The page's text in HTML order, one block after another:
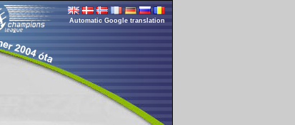
Automatic Google translation